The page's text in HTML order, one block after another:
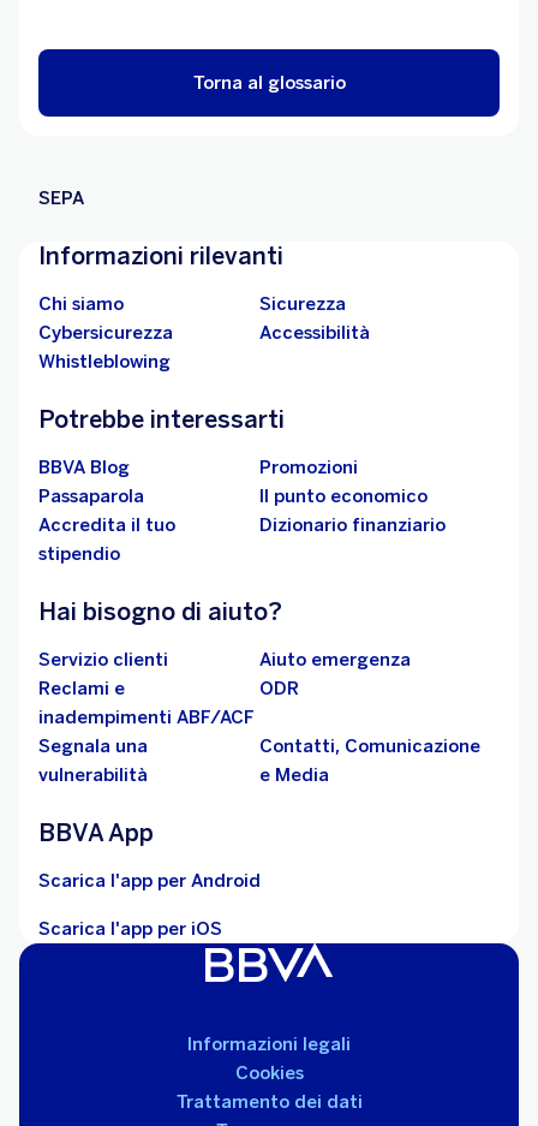
Torna al glossario
SEPA
Informazioni rilevanti
Chi siamo
Sicurezza
Cybersicurezza
Accessibilità
Whistleblowing
Potrebbe interessarti
BBVA Blog
Promozioni
Passaparola
Il punto economico
Accredita il tuo
stipendio
Dizionario finanziario
Hai bisogno di aiuto?
Servizio clienti
Aiuto emergenza
Reclami e
inadempimenti ABF/ACF
ODR
Segnala una
vulnerabilità
Contatti, Comunicazione
e Media
BBVA App
Scarica l'app per Android
Scarica l'app per iOS
Informazioni legali
Cookies
Trattamento dei dati